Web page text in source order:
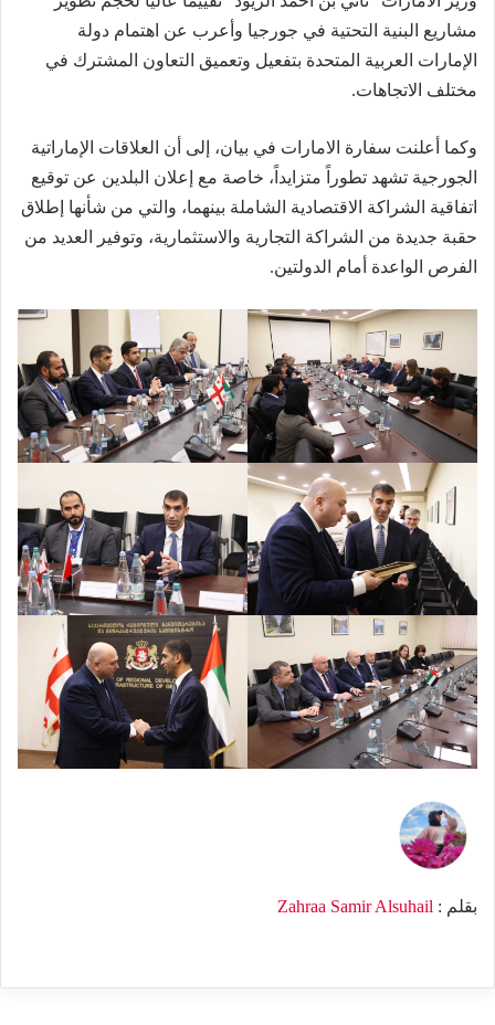
مشاريع البنية التحتية في جورجيا وأعرب عن اهتمام دولة
الإمارات العربية المتحدة بتفعيل وتعميق التعاون المشترك في
مختلف الاتجاهات.
وكما أعلنت سفارة الامارات في بيان، إلى أن العلاقات الإماراتية
الجورجية تشهد تطوراً متزايداً، خاصة مع إعلان البلدين عن توقيع
اتفاقية الشراكة الاقتصادية الشاملة بينهما، والتي من شأنها إطلاق
حقبة جديدة من الشراكة التجارية والاستثمارية، وتوفير العديد من
الفرص الواعدة أمام الدولتين.
بقلم :